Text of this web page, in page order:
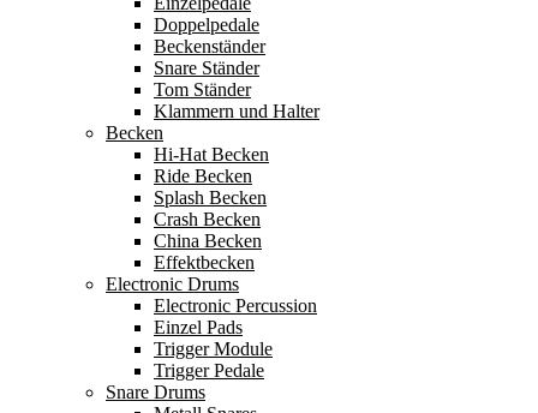
Doppelpedale
Beckenständer
Snare Ständer
Tom Ständer
Klammern und Halter
Becken
Hi-Hat Becken
Ride Becken
Splash Becken
Crash Becken
China Becken
Effektbecken
Electronic Drums
Electronic Percussion
Einzel Pads
Trigger Module
Trigger Pedale
Snare Drums